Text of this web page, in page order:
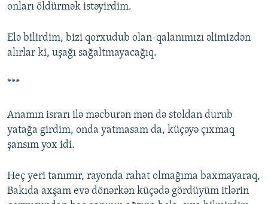
onları öldürmək istəyirdim.
Elə bilirdim, bizi qorxudub olan-qalanımızı əlimizdən
alırlar ki, uşağı sağaltmayacağıq.
***
Anamın israrı ilə məcburən mən də stoldan durub
yatağa girdim, onda yatmasam da, küçəyə çıxmaq
şansım yox idi.
Heç yeri tanımır, rayonda rahat olmağıma baxmayaraq,
Bakıda axşam evə dönərkən küçədə gördüyüm itlərin